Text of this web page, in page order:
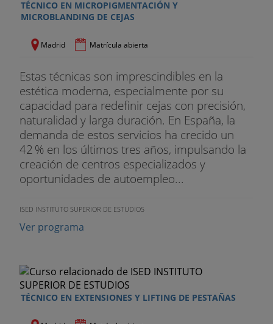
- Higiene en los procesos de depilación.
- Seguridad y salud aplicables en los centros de
- Depilación mecánica con cera caliente.
- Depilación mecánica con cera tibia y otras
técnicas.
- Depilación eléctrica: concepto y características.
- Corrientes utilizadas en la depilación eléctrica.
- Materiales y equipos para la depilación eléctrica.
- Fundamentos fisiológicos de la fotodepilación.
- Diagnóstico en fotodepilación y fases
TÉCNICO EN MICROPIGMENTACIÓN Y
MICROBLANDING DE CEJAS
Madrid Matrícula abierta
Estas técnicas son imprescindibles en la
estética moderna, especialmente por su
capacidad para redefinir cejas con precisión,
naturalidad y larga duración. En España, la
demanda de estos servicios ha crecido un
42 % en los últimos tres años, impulsando la
creación de centros especializados y
oportunidades de autoempleo...
ISED INSTITUTO SUPERIOR DE ESTUDIOS
Ver programa
TÉCNICO EN EXTENSIONES Y LIFTING DE PESTAÑAS